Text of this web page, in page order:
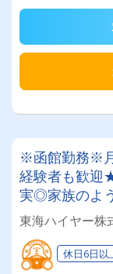
※函館勤務※
経験者も歓迎
実◎家族のよ
会社！ドライ
東海ハイヤー株
休日6日以